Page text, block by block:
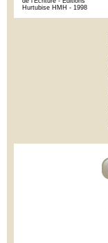
Hurtubise HMH - 1998